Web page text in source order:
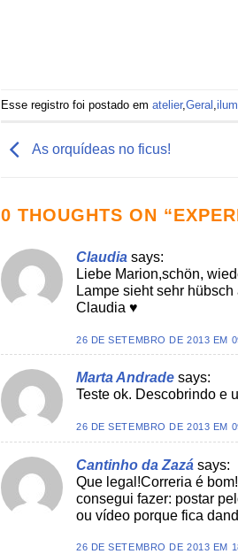
Esse registro foi postado em atelier, Geral
As orquídeas no ficus!
0 THOUGHTS ON “
Claudia says:
Liebe Marion,schön,
Lampe sieht sehr
Claudia ♥
26 DE SETEMBRO DE 2013 EM
Marta Andrade says:
Teste ok. Descobrindo e
26 DE SETEMBRO DE 2013 EM
Cantinho da Zazá says:
Que legal!Correria é
consegui fazer: postar
ou vídeo porque fica
26 DE SETEMBRO DE 2013 EM